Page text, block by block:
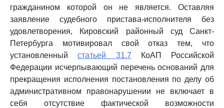
гражданином которой он не является. Оставляя
заявление судебного пристава-исполнителя без
удовлетворения, Кировский районный суд Санкт-
Петербурга мотивировал свой отказ тем, что
установленныйстатьей 31.7 КоАП Российской
Федерации исчерпывающий перечень оснований для
прекращения исполнения постановления по делу об
административном правонарушении не включает в
себя отсутствие фактической возможности